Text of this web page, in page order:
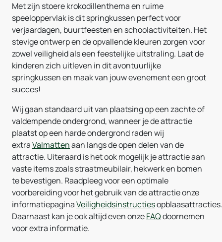
Met zijn stoere krokodillenthema en ruime
speeloppervlak is dit springkussen perfect voor
verjaardagen, buurtfeesten en schoolactiviteiten. Het
stevige ontwerp en de opvallende kleuren zorgen voor
zowel veiligheid als een feestelijke uitstraling. Laat de
kinderen zich uitleven in dit avontuurlijke
springkussen en maak van jouw evenement een groot
succes!
Wij gaan standaard uit van plaatsing op een zachte of
valdempende ondergrond, wanneer je de attractie
plaatst op een harde ondergrond raden wij
extraValmattenaan langs de open delen van de
attractie. Uiteraard is het ook mogelijk je attractie aan
vaste items zoals straatmeubilair, hekwerk en bomen
te bevestigen. Raadpleeg voor een optimale
voorbereiding voor het gebruik van de attractie onze
informatiepaginaVeiligheidsinstructiesopblaasattracties.
Daarnaast kan je ook altijd even onzeFAQdoornemen
voor extra informatie.